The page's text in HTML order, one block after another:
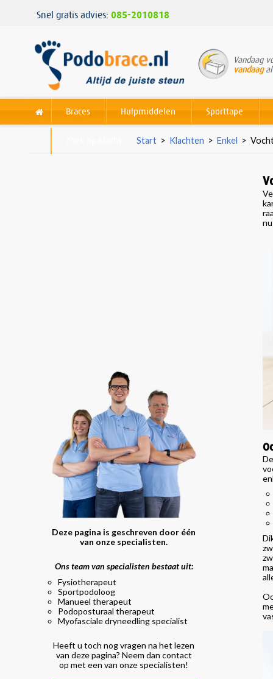
Snel gratis advies: 085-2010818
Vandaag
vandaagal
Braces Hulpmiddelen Sporttape
Start > Klachten > Enkel >
Deze pagina is geschreven door één
van onze specialisten.
Ons team van specialisten bestaat uit:
Fysiotherapeut
Sportpodoloog
Manueel therapeut
Podoposturaal therapeut
Myofasciale dryneedling specialist
Heeft u toch nog vragen na het lezen
van deze pagina? Neem dan contact
op met een van onze specialisten!